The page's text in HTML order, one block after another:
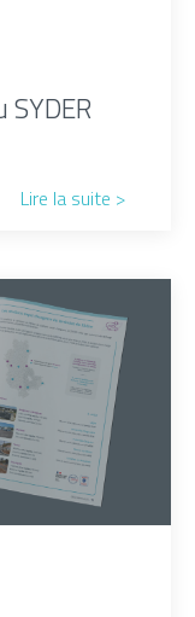
Lire la suite >